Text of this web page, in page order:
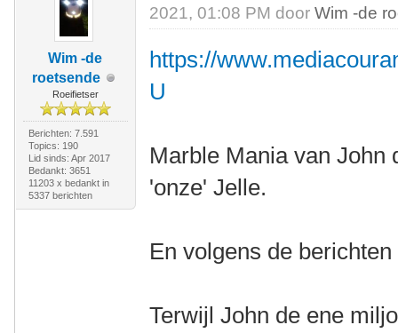
Wim -de
roetsende
Roeifietser
Berichten: 7.591
Topics: 190
Lid sinds: Apr 2017
Bedankt: 3651
11203 x bedankt in
5337 berichten
2021, 01:08 PM doorWim -de
https://
U
Marble Mania van John
'onze' Jelle.
En volgens de
Terwijl John de ene